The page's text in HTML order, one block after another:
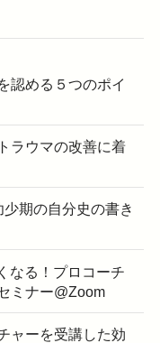
認める５つのポイ
ラウマの改善に着
期の自分史の書き
なる！プロコーチ
ミナー@Zoom
ャーを受講した効